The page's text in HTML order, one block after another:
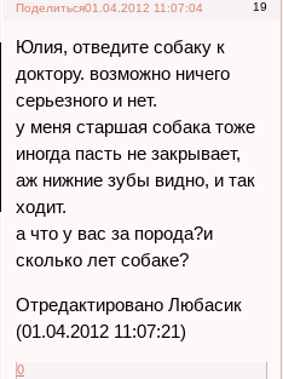
Поделиться 19
01.04.2012 11:07:04
Юлия, отведите собаку к
доктору. возможно ничего
серьезного и нет.
у меня старшая собака тоже
иногда пасть не закрывает,
аж нижние зубы видно, и так
ходит.
а что у вас за порода?и
сколько лет собаке?
Отредактировано Любасик
(01.04.2012 11:07:21)
0